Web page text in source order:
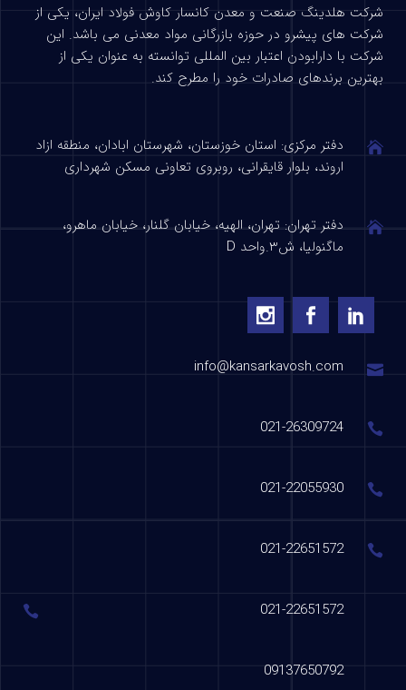
شرکت هلدینگ صنعت و معدن کانسار کاوش فولاد ایران، یکی از
شرکت های پیشرو در حوزه بازرگانی مواد معدنی می باشد. این
شرکت با دارابودن اعتبار بین المللی توانسته به عنوان یکی از
بهترین برندهای صادرات خود را مطرح کند.
دفتر مرکزی: استان خوزستان، شهرستان ابادان، منطقه ازاد
اروند، بلوار قایقرانی، روبروی تعاونی مسکن شهرداری
دفتر تهران: تهران، الهیه، خیابان گلنار، خیابان ماهرو،
ماگنولیا، ش۳.واحد D
info@kansarkavosh.com
021-26309724
021-22055930
021-22651572
021-22651572
09137650792